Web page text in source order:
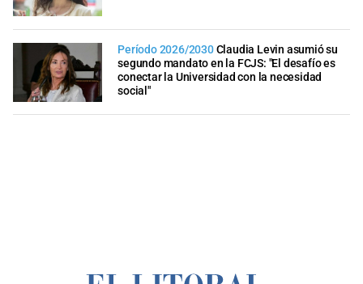
Período 2026/2030Claudia Levin asumió su
segundo mandato en la FCJS: "El desafío es
conectar la Universidad con la necesidad
social"